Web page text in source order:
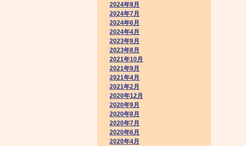
2024年9月
2024年7月
2024年6月
2024年4月
2023年9月
2023年8月
2021年10月
2021年9月
2021年4月
2021年2月
2020年12月
2020年9月
2020年8月
2020年7月
2020年6月
2020年4月